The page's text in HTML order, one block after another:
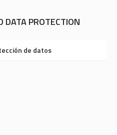
DATA PROTECTION
de datos